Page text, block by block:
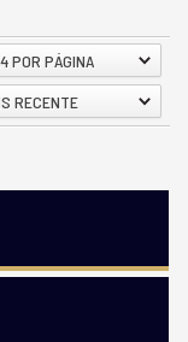
POR PÁGINA
RECENTE